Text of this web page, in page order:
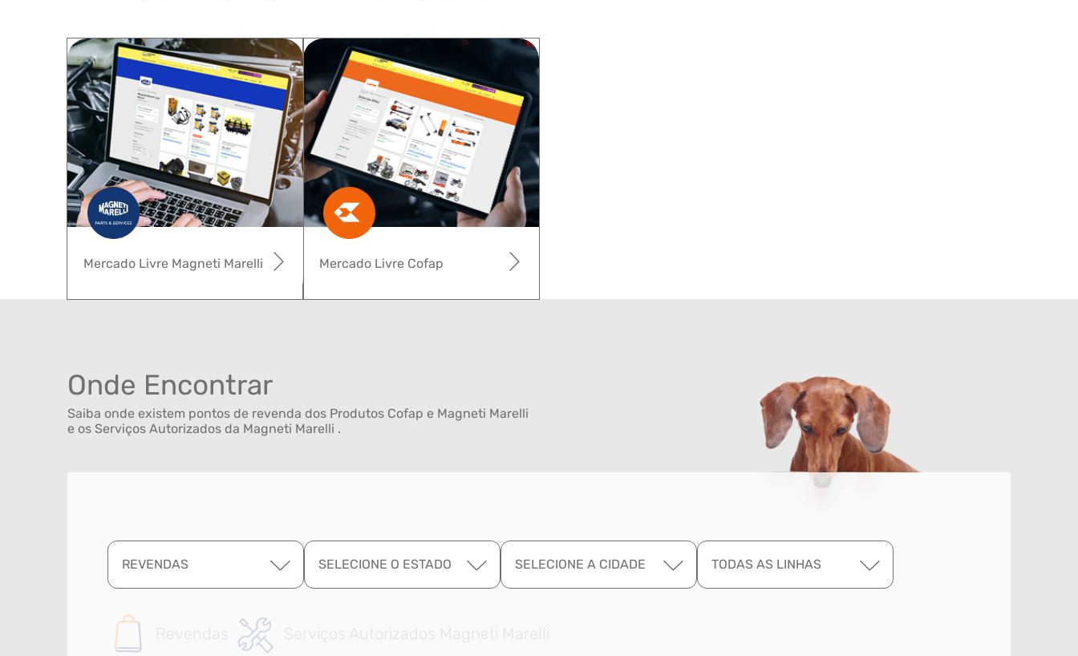
Mercado Livre Cofap
Mercado Livre Magneti Marelli
Onde Encontrar
Saiba onde existem pontos de revenda dos Produtos Cofap e Magneti Marelli
e os Serviços Autorizados da Magneti Marelli .
REVENDAS SELECIONE O ESTADO SELECIONE A CIDADE TODAS AS LINHAS
Revendas Serviços Autorizados Magneti Marelli